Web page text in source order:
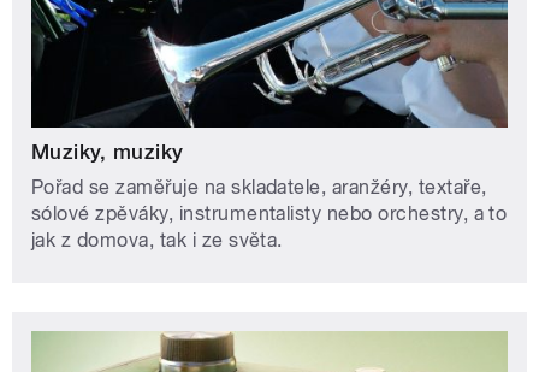
Muziky, muziky
Pořad se zaměřuje na skladatele, aranžéry, textaře,
sólové zpěváky, instrumentalisty nebo orchestry, a to
jak z domova, tak i ze světa.